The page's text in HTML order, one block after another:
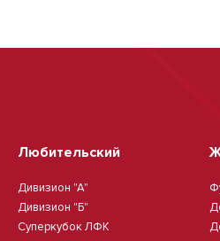
Любительский
Дивизион "А"
Дивизион "Б"
Суперкубок ЛФК